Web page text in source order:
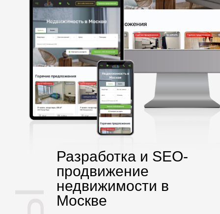
Разработка и SEO-
продвижение
недвижимости в
Москве